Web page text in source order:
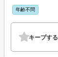
年齢不問
キープする